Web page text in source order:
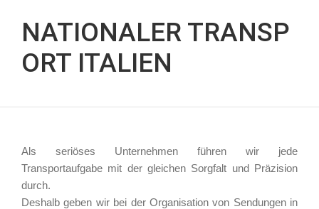
NATIONALER TRANSP
ORT ITALIEN
Als seriöses Unternehmen führen wir jede
Transportaufgabe mit der gleichen Sorgfalt und Präzision
durch.
Deshalb geben wir bei der Organisation von Sendungen in